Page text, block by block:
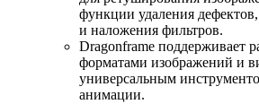
функции удаления
и наложения фильтров.
Dragonframe поддерживает
форматами изображений и
универсальным
анимации.